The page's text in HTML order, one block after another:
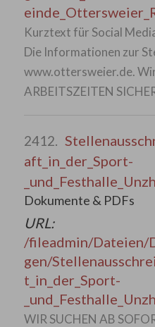
Kurztext für Social
Die Informationen zur
www.ottersweier.de.
ARBEITSZEITEN
2412.
aft_in_der_Sport-
Dokumente & PDFs
URL:
/fileadmin/Dateien/
gen/
t_in_der_Sport-
WIR SUCHEN AB